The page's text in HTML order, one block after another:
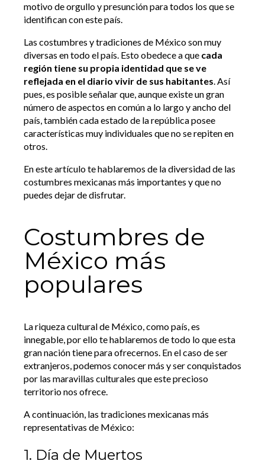
motivo de orgullo y presunción para todos los que se
identifican con este país.
Las costumbres y tradiciones de México son muy
diversas en todo el país. Esto obedece a que cada
región tiene su propia identidad que se ve
reflejada en el diario vivir de sus habitantes. Así
pues, es posible señalar que, aunque existe un gran
número de aspectos en común a lo largo y ancho del
país, también cada estado de la república posee
características muy individuales que no se repiten en
otros.
En este artículo te hablaremos de la diversidad de las
costumbres mexicanas más importantes y que no
puedes dejar de disfrutar.
Costumbres de
México más
populares
La riqueza cultural de México, como país, es
innegable, por ello te hablaremos de todo lo que esta
gran nación tiene para ofrecernos. En el caso de ser
extranjeros, podemos conocer más y ser conquistados
por las maravillas culturales que este precioso
territorio nos ofrece.
A continuación, las tradiciones mexicanas más
representativas de México:
1. Día de Muertos